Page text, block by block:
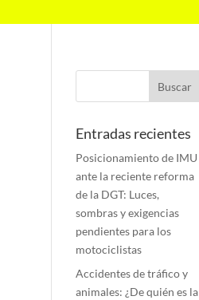
Entradas recientes
Posicionamiento de IMU
ante la reciente reforma
de la DGT: Luces,
sombras y exigencias
pendientes para los
motociclistas
Accidentes de tráfico y
animales: ¿De quién es la